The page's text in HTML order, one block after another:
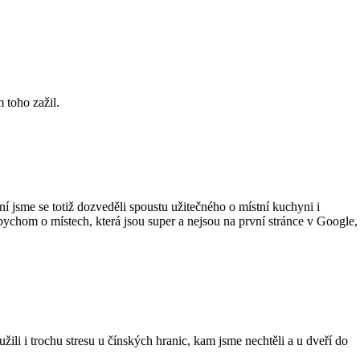
toho zažil.
jsme se totiž dozveděli spoustu užitečného o místní kuchyni i
o místech, která jsou super a nejsou na první stránce v Google,
i trochu stresu u čínských hranic, kam jsme nechtěli a u dveří do